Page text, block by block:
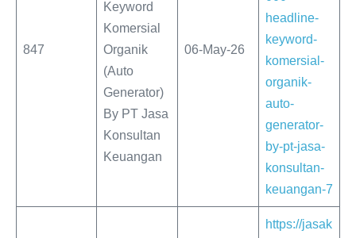
847
Keyword
Komersial
Organik
(Auto
Generator)
By PT Jasa
Konsultan
Keuangan
06-May-26
headline-
keyword-
komersial-
organik-
auto-
generator-
by-pt-jasa-
konsultan-
keuangan-7
https://jasak